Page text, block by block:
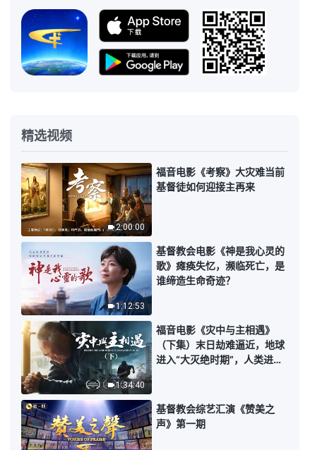
6:31
每日神话 - 生命进入系列 选段454
5:30
5:52
每日神话 - 生命进入系列 选段456
5:07
每日神话 - 生命进入系列 选段457
5:26
每日神话 - 生命进入系列 选段458
每日神话 - 生命进入系列 选段459
精选视频
2:00:00
福音电影《考察》大灾难当前
基督徒如何迎接主再来
1:12:53
基督教会电影《神是我心灵的
歌》瘫痪失忆，濒临死亡，是
谁缔造生命奇迹？
1:34:40
福音电影《灾中与主相遇》
（下集）末日劫难逼近，地球
进入“大灭绝时期”，人类进入
基督教会综艺汇演《赞美之
声》第一期